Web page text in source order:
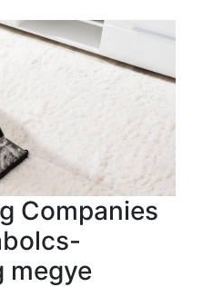
Companies
megye